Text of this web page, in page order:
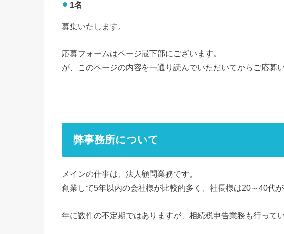
1名
募集いたします。
応募フォームはページ最下部にございます。
が、このページの内容を一通り読んでいただいてからご応募
弊事務所について
メインの仕事は、法人顧問業務です。
創業して5年以内の会社様が比較的多く、社長様は20～40代が
年に数件の不定期ではありますが、相続税申告業務も行ってい